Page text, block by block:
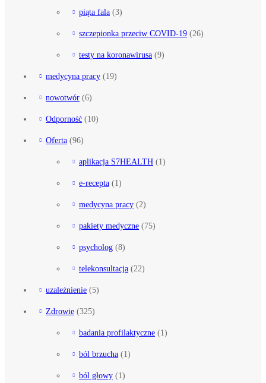
piąta fala (3)
szczepionka przeciw COVID-19 (26)
testy na koronawirusa (9)
medycyna pracy (19)
nowotwór (6)
Odporność (10)
Oferta (96)
aplikacja S7HEALTH (1)
e-recepta (1)
medycyna pracy (2)
pakiety medyczne (75)
psycholog (8)
telekonsultacja (22)
uzależnienie (5)
Zdrowie (325)
badania profilaktyczne (1)
ból brzucha (1)
ból głowy (1)